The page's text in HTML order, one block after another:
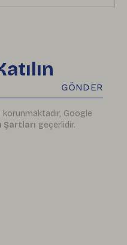
GÖNDER
korunmaktadır, Google
Şartları geçerlidir.